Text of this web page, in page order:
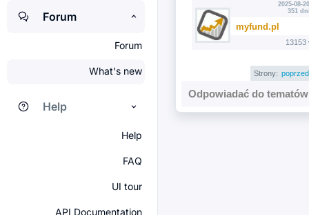
Forum
Forum
What's new
Help
Help
FAQ
UI tour
API Documentation
2025-08-
351
myfund.pl
13153
Strony:
Odpowiadać do